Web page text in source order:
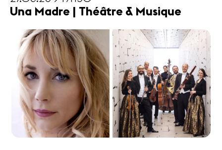
Una Madre | Théâtre & Musique